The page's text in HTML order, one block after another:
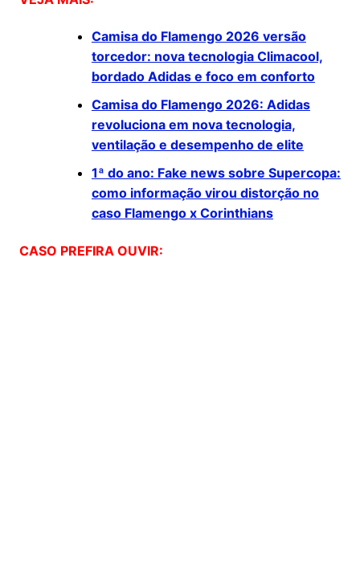
Camisa do Flamengo 2026 versão
torcedor: nova tecnologia Climacool,
bordado Adidas e foco em conforto
Camisa do Flamengo 2026: Adidas
revoluciona em nova tecnologia,
ventilação e desempenho de elite
1ª do ano: Fake news sobre Supercopa:
como informação virou distorção no
caso Flamengo x Corinthians
CASO PREFIRA OUVIR: